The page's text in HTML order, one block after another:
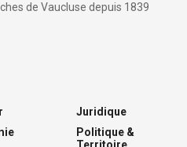
de Vaucluse depuis 1839
Juridique
Politique &